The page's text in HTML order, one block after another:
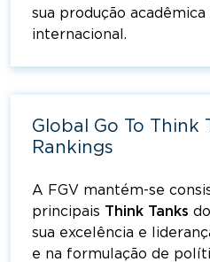
sua produção
internacional.
Global Go To Think
Rankings
A FGV mantém-se
principais Think Tanks
sua excelência e
e na formulação de